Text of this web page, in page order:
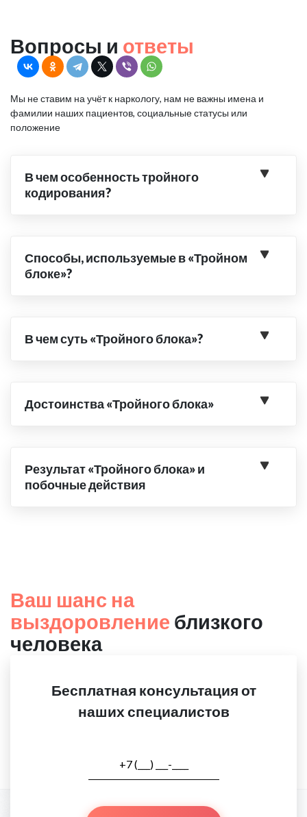
Вопросы и ответы
Мы не ставим на учёт к наркологу, нам не важны имена и
фамилии наших пациентов, социальные статусы или
положение
В чем особенность тройного
кодирования?
Способы, используемые в «Тройном
блоке»?
В чем суть «Тройного блока»?
Достоинства «Тройного блока»
Результат «Тройного блока» и
побочные действия
Ваш шанс на
выздоровление близкого
человека
Бесплатная консультация от
наших специалистов